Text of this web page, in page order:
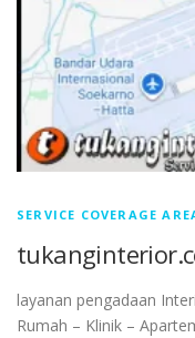
SERVICE COVERAGE
layanan pengadaan
Rumah – Klinik –